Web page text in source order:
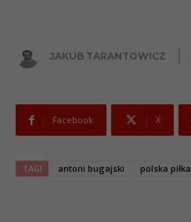
JAKUB TARANTOWICZ
Facebook X
TAGI antoni bugajski polska piłka